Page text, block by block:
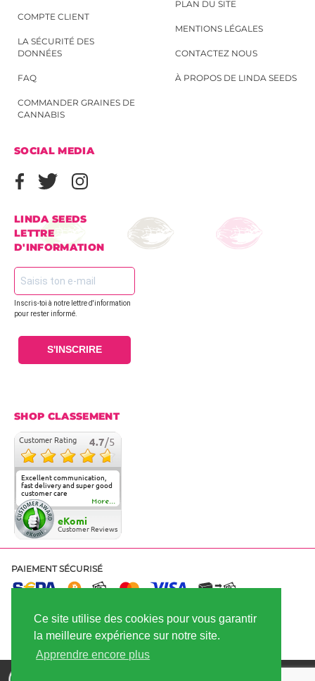
Ce site utilise des cookies pour vous garantir
la meilleure expérience sur notre site.
Apprendre encore plus
COMPTE CLIENT
LA SÉCURITÉ DES
DONNÉES
FAQ
COMMANDER GRAINES DE
CANNABIS
PLAN DU SITE
MENTIONS LÉGALES
CONTACTEZ NOUS
À PROPOS DE LINDA SEEDS
SOCIAL MEDIA
LINDA SEEDS
LETTRE
D'INFORMATION
Inscris-toi à notre lettre d'information
pour rester informé.
S'INSCRIRE
SHOP CLASSEMENT
Customer Rating 4.7/5
Excellent communication,
fast delivery and super good
customer care
More...
eKomi
Customer Reviews
PAIEMENT SÉCURISÉ
EXPÉDITION RAPIDE
Achète des graines de cannabis - meilleure qualité et meilleur